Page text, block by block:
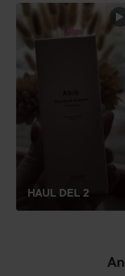
HOPPA ÖVER
HAUL DEL 2